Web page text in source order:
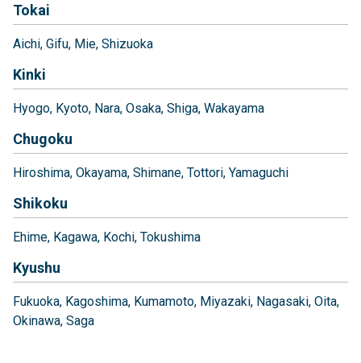
Tokai
Aichi Gifu Mie Shizuoka
Kinki
Hyogo Kyoto Nara Osaka Shiga Wakayama
Chugoku
Hiroshima Okayama Shimane Tottori Yamaguchi
Shikoku
Ehime Kagawa Kochi Tokushima
Kyushu
Fukuoka Kagoshima Kumamoto Miyazaki Nagasaki Oita
Okinawa Saga